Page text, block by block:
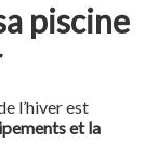
piscine
l’hiver est
et la